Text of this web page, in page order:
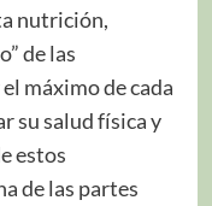
nutrición,
de las
máximo de cada
su salud física y
estos
de las partes